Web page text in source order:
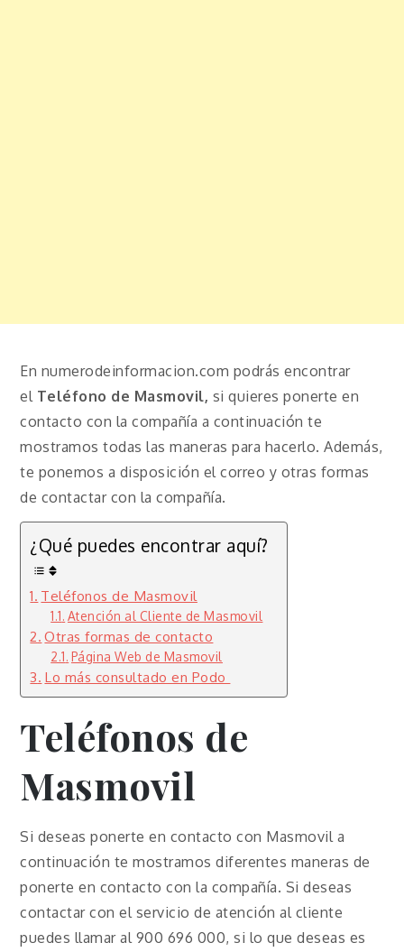
En numerodeinformacion.com podrás encontrar
el Teléfono de Masmovil, si quieres ponerte en
contacto con la compañía a continuación te
mostramos todas las maneras para hacerlo. Además,
te ponemos a disposición el correo y otras formas
de contactar con la compañía.
¿Qué puedes encontrar aquí?
Teléfonos de Masmovil
Atención al Cliente de Masmovil
Otras formas de contacto
Página Web de Masmovil
Lo más consultado en Podo
Teléfonos de
Masmovil
Si deseas ponerte en contacto con Masmovil a
continuación te mostramos diferentes maneras de
ponerte en contacto con la compañía. Si deseas
contactar con el servicio de atención al cliente
puedes llamar al 900 696 000, si lo que deseas es